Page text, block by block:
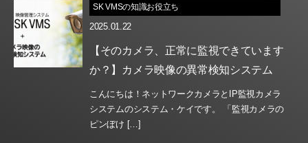
SK VMSの知識お役立ち
2025.01.22
【そのカメラ、正常に監視できています
か？】カメラ映像の異常検知システム
こんにちは！ネットワークカメラとIP監視カメラ
システムのシステム・ケイです。 「監視カメラの
ピンぼけ […]